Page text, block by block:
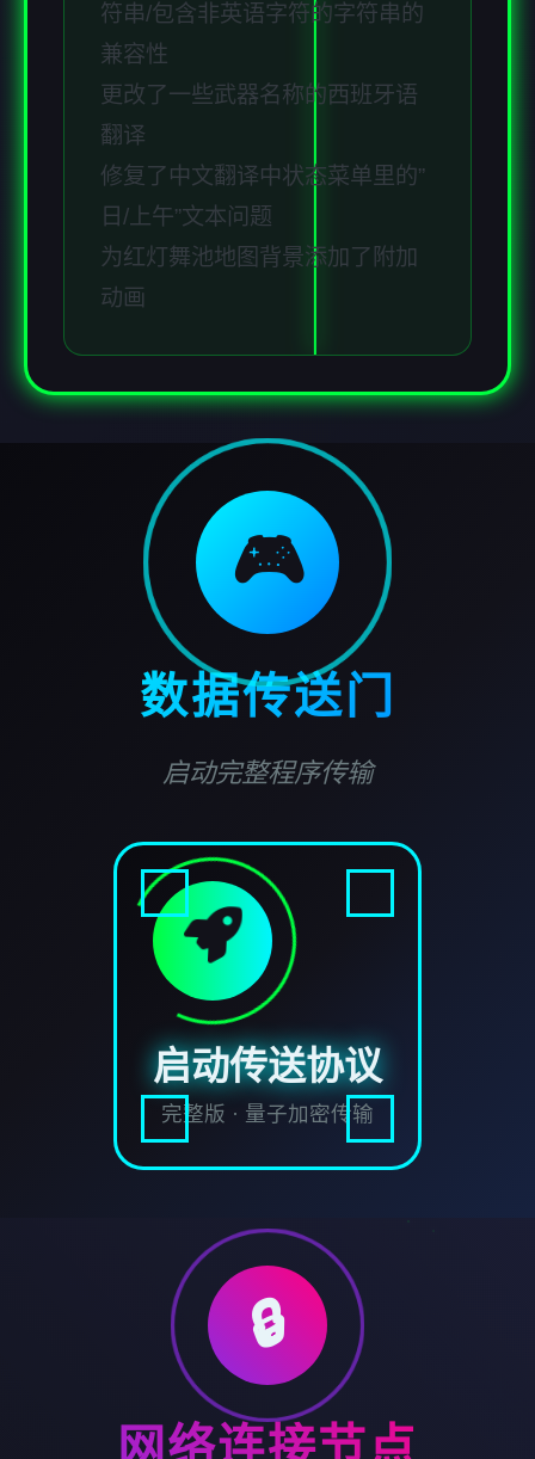
符串/包含非英语字符的字符串的
兼容性
更改了一些武器名称的西班牙语
翻译
修复了中文翻译中状态菜单里的”
日/上午”文本问题
为红灯舞池地图背景添加了附加
动画
🎮
数据传送门
启动完整程序传输
启动传送协议
完整版 · 量子加密传输
🔒
网络连接节点